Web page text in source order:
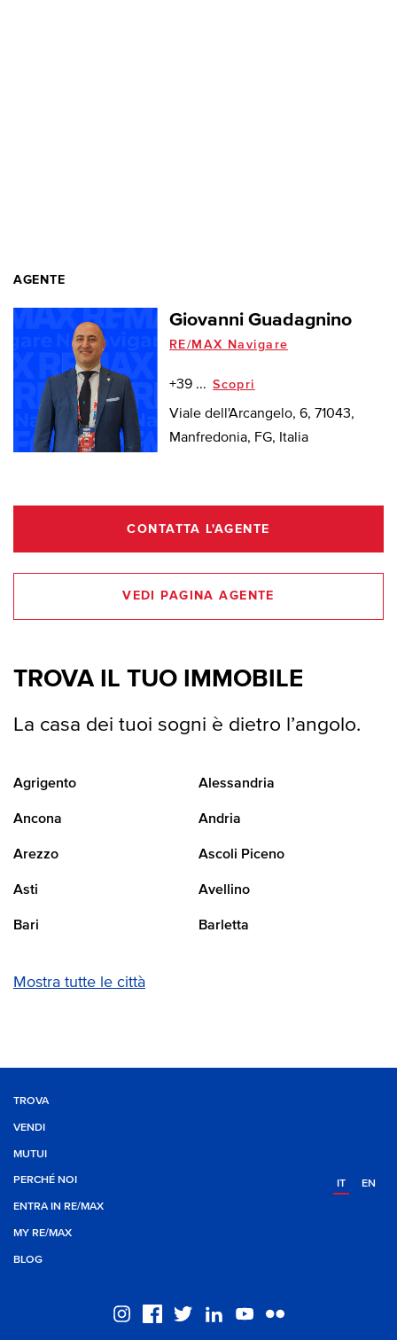
AGENTE
Giovanni Guadagnino
RE/MAX Navigare
+39 ... Scopri
Viale dell'Arcangelo, 6, 71043,
Manfredonia, FG, Italia
CONTATTA L'AGENTE
VEDI PAGINA AGENTE
TROVA IL TUO IMMOBILE
La casa dei tuoi sogni è dietro l’angolo.
Agrigento Alessandria
Ancona Andria
Arezzo Ascoli Piceno
Asti Avellino
Bari Barletta
Mostra tutte le città
TROVA
VENDI
MUTUI
PERCHÉ NOI
ENTRA IN RE/MAX
MY RE/MAX
BLOG
IT EN